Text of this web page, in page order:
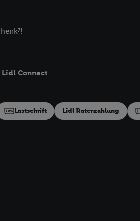
Lidl Connect
Lastschrift Lidl Ratenzahlung
gilt auch für die
für Werbung und
und
Informationen,
Utiq-
von oder
von
Profilen zur